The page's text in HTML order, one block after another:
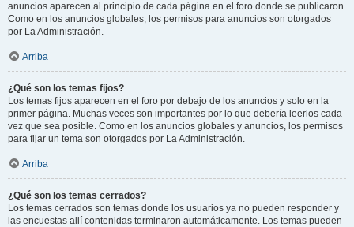
anuncios aparecen al principio de cada página en el foro donde se publicaron.
Como en los anuncios globales, los permisos para anuncios son otorgados
por La Administración.
Arriba
¿Qué son los temas fijos?
Los temas fijos aparecen en el foro por debajo de los anuncios y solo en la
primer página. Muchas veces son importantes por lo que debería leerlos cada
vez que sea posible. Como en los anuncios globales y anuncios, los permisos
para fijar un tema son otorgados por La Administración.
Arriba
¿Qué son los temas cerrados?
Los temas cerrados son temas donde los usuarios ya no pueden responder y
las encuestas allí contenidas terminaron automáticamente. Los temas pueden